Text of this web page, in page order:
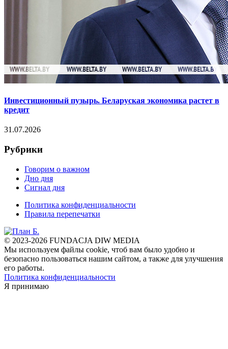
Инвестиционный пузырь. Беларуская экономика растет в
кредит
31.07.2026
Рубрики
Говорим о важном
Дно дня
Сигнал дня
Политика конфиденциальности
Правила перепечатки
© 2023-2026 FUNDACJA DIW MEDIA
Мы используем файлы cookie, чтоб вам было удобно и
безопасно пользоваться нашим сайтом, а также для улучшения
его работы.
Политика конфиденциальности
Я принимаю